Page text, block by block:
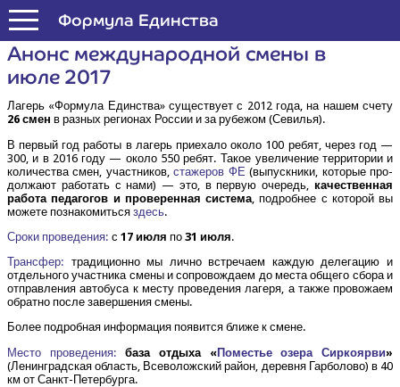
Формула Единства
Анонс меж­ду­на­род­ной сме­ны в
июле 2017
Лагерь «Фор­му­ла Един­ства» суще­ству­ет с 2012 года, на нашем сче­ту
26 смен в раз­ных реги­о­нах Рос­сии и за рубе­жом (Севи­лья).
В пер­вый год рабо­ты в лагерь при­е­ха­ло око­ло 100 ребят, через год —
300, и в 2016 году — око­ло 550 ребят. Такое уве­ли­че­ние тер­ри­то­рии и
коли­че­ства смен, участ­ни­ков,ста­же­ров ФЕ(выпуск­ни­ки, кото­рые про­
дол­жа­ют рабо­тать с нами) — это, в первую оче­редь, каче­ствен­ная
рабо­та педа­го­гов и про­ве­рен­ная систе­ма , подроб­нее с кото­рой вы
може­те позна­ко­мить­ся здесь.
Сро­ки про­ве­де­ния: с 17 июля по 31 июля.
Транс­фер: тра­ди­ци­он­но мы лич­но встре­ча­ем каж­дую деле­га­цию и
отдель­но­го участ­ни­ка сме­ны и сопро­вож­да­ем до места обще­го сбо­ра и
отправ­ле­ния авто­бу­са к месту про­ве­де­ния лаге­ря, а так­же про­во­жа­ем
обрат­но после завер­ше­ния смены.
Более подроб­ная инфор­ма­ция появит­ся бли­же к смене.
Место про­ве­де­ния:
база отды­ха «Поме­стье озе­ра Сир­ко­яр­ви»
(Ленин­град­ская область, Все­во­лож­ский рай­он, дерев­ня Гар­бо­ло­во) в 40
км от Санкт-Петербурга.